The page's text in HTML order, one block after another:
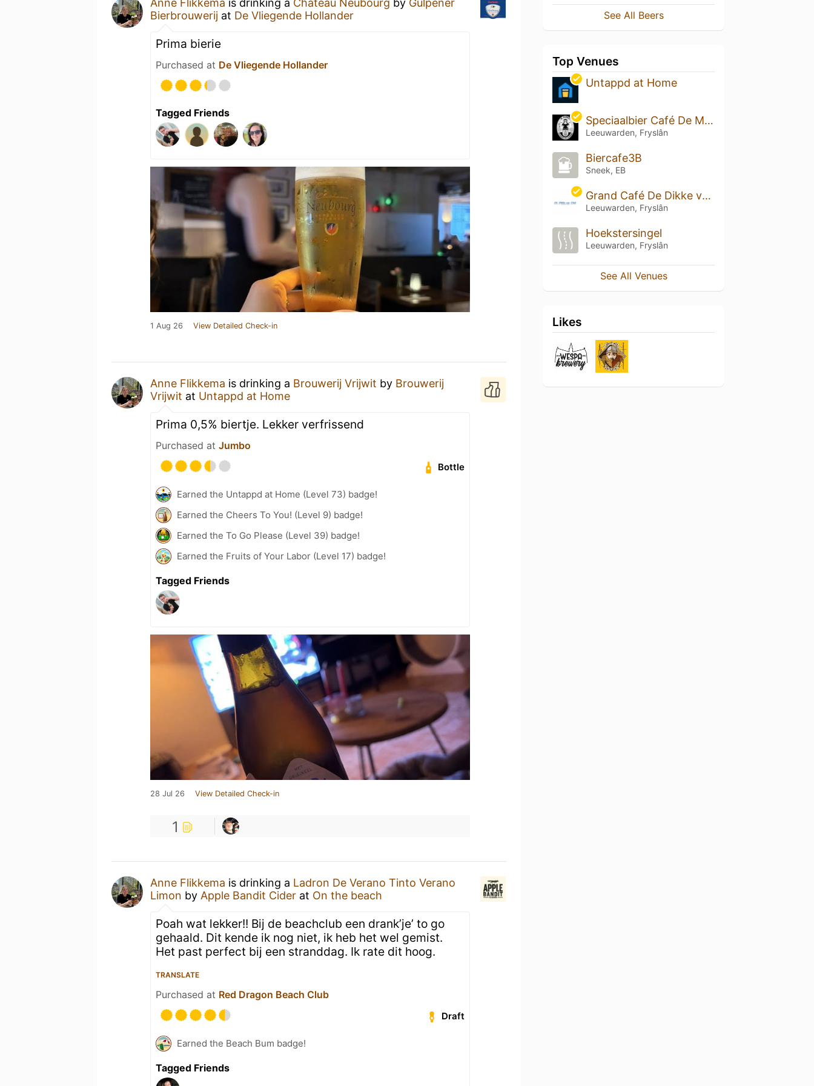
Anne Flikkema is drinking a Château Neubourg by Gulpener
Bierbrouwerij at De Vliegende Hollander
Prima bierie
Purchased at De Vliegende Hollander
Tagged Friends
1 Aug 26 View Detailed Check-in
Anne Flikkema is drinking a Brouwerij Vrijwit by Brouwerij
Vrijwit at Untappd at Home
Prima 0,5% biertje. Lekker verfrissend
Purchased at Jumbo
Bottle
Earned the Untappd at Home (Level 73) badge!
Earned the Cheers To You! (Level 9) badge!
Earned the To Go Please (Level 39) badge!
Earned the Fruits of Your Labor (Level 17) badge!
Tagged Friends
28 Jul 26 View Detailed Check-in
1
Anne Flikkema is drinking a Ladron De Verano Tinto Verano
Limon by Apple Bandit Cider at On the beach
Poah wat lekker!! Bij de beachclub een drank’je’ to go
gehaald. Dit kende ik nog niet, ik heb het wel gemist.
Het past perfect bij een stranddag. Ik rate dit hoog.
TRANSLATE
Purchased at Red Dragon Beach Club
Draft
Earned the Beach Bum badge!
Tagged Friends
See All Beers
Top Venues
Untappd at Home
Speciaalbier Café De Markies
Leeuwarden, Fryslân
Biercafe3B
Sneek, EB
Grand Café De Dikke van Dale
Leeuwarden, Fryslân
Hoekstersingel
Leeuwarden, Fryslân
See All Venues
Likes